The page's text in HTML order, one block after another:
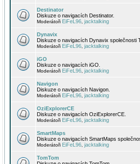
Destinator
Diskuze o navigacích Destinator.
Moderátoři EiFeL96 jacktalking
Dynavix
Diskuze o navigacích Dynavix společnosti
Moderátoři EiFeL96 jacktalking
iGO
Diskuze o navigacích iGO.
Moderátoři EiFeL96 jacktalking
Navigon
Diskuze o navigacích Navigon.
Moderátoři EiFeL96 jacktalking
OziExplorerCE
Diskuze o navigacích OziExplorerCE.
Moderátoři EiFeL96 jacktalking
SmartMaps
Diskuze o navigacích SmartMaps
Moderátoři EiFeL96 jacktalking
TomTom